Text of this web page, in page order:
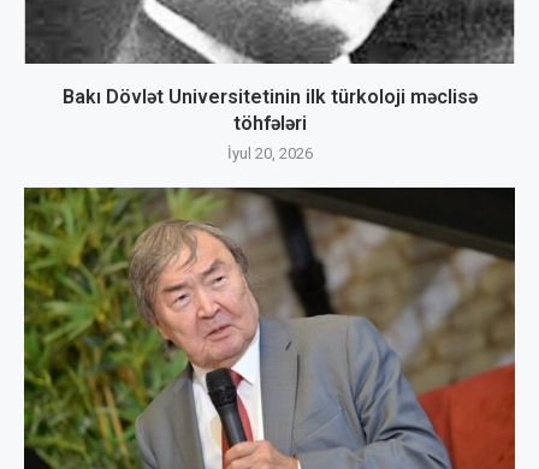
Bakı Dövlət Universitetinin ilk türkoloji məclisə
töhfələri
İyul 20, 2026